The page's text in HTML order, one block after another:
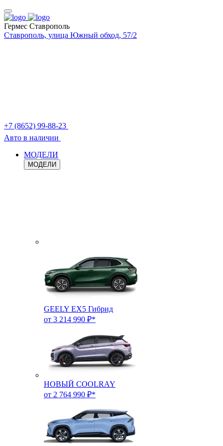
Гермес Ставрополь
Ставрополь, улица Южный обход, 57/2
+7 (8652) 99-88-23
Авто в наличии
МОДЕЛИ
МОДЕЛИ
GEELY EX5 Гибрид
от 3 214 990 ₽*
НОВЫЙ COOLRAY
от 2 764 990 ₽*